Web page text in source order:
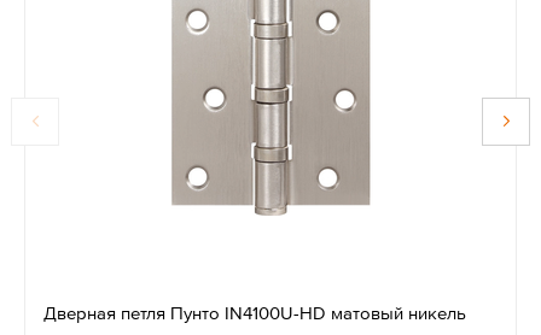
Дверная петля Пунто IN4100U-HD матовый никель